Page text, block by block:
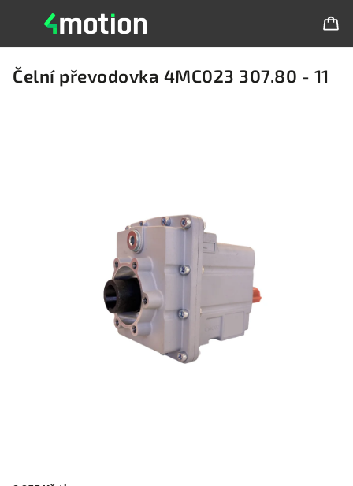
Čelní převodovka 4MC023 307.80 - 11